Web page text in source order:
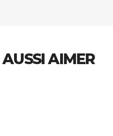
AIMER